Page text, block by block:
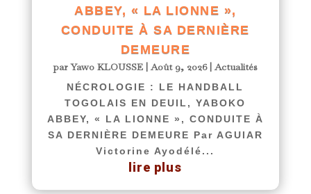
ABBEY, « LA LIONNE »,
CONDUITE À SA DERNIÈRE
DEMEURE
parYawo KLOUSSE |Août 9, 2026|Actualités
NÉCROLOGIE : LE HANDBALL
TOGOLAIS EN DEUIL, YABOKO
ABBEY, « LA LIONNE », CONDUITE À
SA DERNIÈRE DEMEURE Par AGUIAR
Victorine Ayodélé...
lire plus